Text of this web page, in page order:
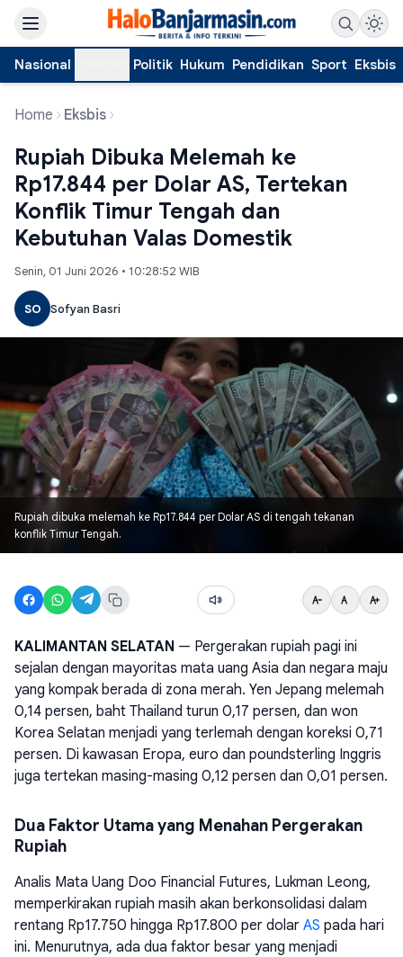
Nasional Politik Hukum Pendidikan Sport Eksbis
Home Eksbis
Rupiah Dibuka Melemah ke
Rp17.844 per Dolar AS, Tertekan
Konflik Timur Tengah dan
Kebutuhan Valas Domestik
Senin, 01 Juni 2026 • 10:28:52 WIB
SO Sofyan Basri
Rupiah dibuka melemah ke Rp17.844 per Dolar AS di tengah tekanan
konflik Timur Tengah.
KALIMANTAN SELATAN — Pergerakan rupiah pagi ini
sejalan dengan mayoritas mata uang Asia dan negara maju
yang kompak berada di zona merah. Yen Jepang melemah
0,14 persen, baht Thailand turun 0,17 persen, dan won
Korea Selatan menjadi yang terlemah dengan koreksi 0,71
persen. Di kawasan Eropa, euro dan poundsterling Inggris
juga tertekan masing-masing 0,12 persen dan 0,01 persen.
Dua Faktor Utama yang Menahan Pergerakan
Rupiah
Analis Mata Uang Doo Financial Futures, Lukman Leong,
memperkirakan rupiah masih akan berkonsolidasi dalam
rentang Rp17.750 hingga Rp17.800 per dolar AS pada hari
ini. Menurutnya, ada dua faktor besar yang menjadi